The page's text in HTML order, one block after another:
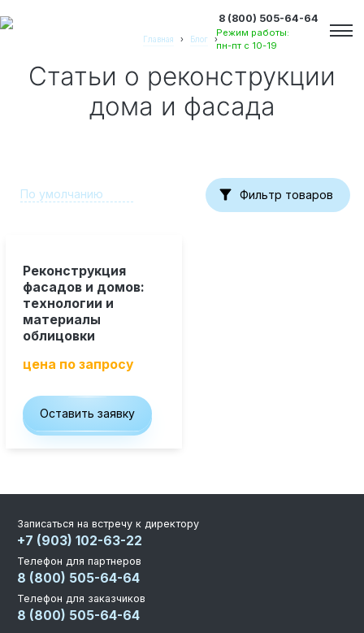
8 (800) 505-64-64
Режим работы:
пн-пт с 10-19
Вакансии
Элитные «Здоровые дома»
Управление проектом реализации дома
Функция Генпроектировщик
Функция Генподрядчик
Дизайн интерьеров. Отделка
Главная › Блог ›
Статьи о реконструкции
дома и фасада
Фильтр товаров
Реконструкция
фасадов и домов:
технологии и
материалы
облицовки
цена по запросу
Оставить заявку
Записаться на встречу к директору
+7 (903) 102-63-22
Телефон для партнеров
8 (800) 505-64-64
Телефон для заказчиков
8 (800) 505-64-64